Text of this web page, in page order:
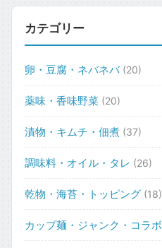
カテゴリー
卵・豆腐・ネバネバ (20)
薬味・香味野菜 (20)
漬物・キムチ・佃煮 (37)
調味料・オイル・タレ (26)
乾物・海苔・トッピング (18)
カップ麺・ジャンク・コラボ